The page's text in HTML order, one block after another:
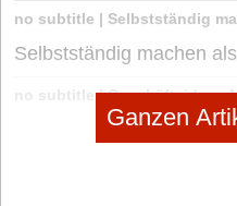
no subtitle | Selbstständig
Selbstständig machen
no subtitle |Geschäftsideen
Digitaler Vorreiter: Wie
Ganzen